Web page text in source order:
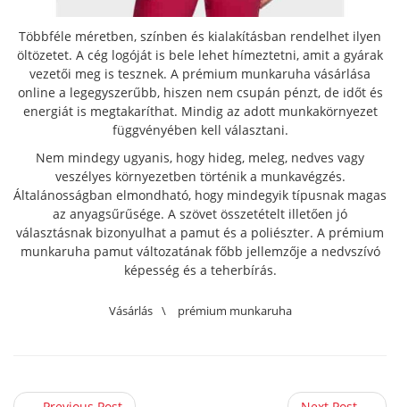
Többféle méretben, színben és kialakításban rendelhet ilyen
öltözetet. A cég logóját is bele lehet hímeztetni, amit a gyárak
vezetői meg is tesznek. A prémium munkaruha vásárlása
online a legegyszerűbb, hiszen nem csupán pénzt, de időt és
energiát is megtakaríthat. Mindig az adott munkakörnyezet
függvényében kell választani.
Nem mindegy ugyanis, hogy hideg, meleg, nedves vagy
veszélyes környezetben történik a munkavégzés.
Általánosságban elmondható, hogy mindegyik típusnak magas
az anyagsűrűsége. A szövet összetételt illetően jó
választásnak bizonyulhat a pamut és a poliészter. A prémium
munkaruha pamut változatának főbb jellemzője a nedvszívó
képesség és a teherbírás.
Vásárlás \ prémium munkaruha